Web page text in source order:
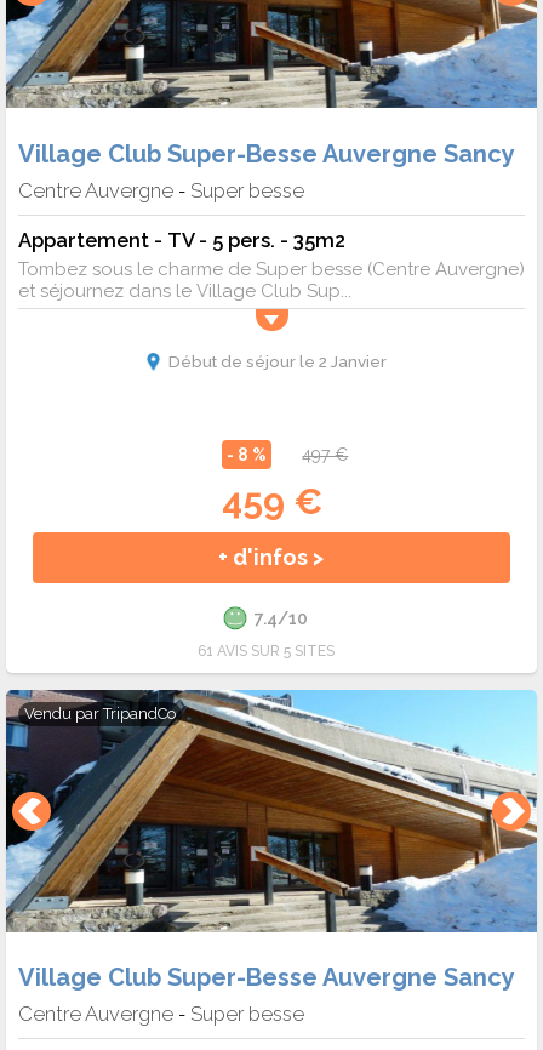
Village Club Super-Besse Auvergne Sancy
Centre Auvergne - Super besse
Appartement - TV - 5 pers. - 35m2
Tombez sous le charme de Super besse (Centre Auvergne)
et séjournez dans le Village Club Sup...
Début de séjour le 2 Janvier
- 8 % 497 €
459 €
+ d'infos >
7.4/10
61 AVIS SUR 5 SITES
Vendu parTripandCo
Village Club Super-Besse Auvergne Sancy
Centre Auvergne - Super besse